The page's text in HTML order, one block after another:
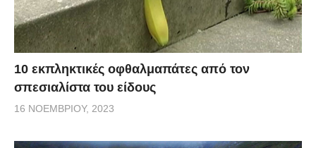
10 εκπληκτικές οφθαλμαπάτες από τον
σπεσιαλίστα του είδους
16 ΝΟΕΜΒΡΊΟΥ, 2023